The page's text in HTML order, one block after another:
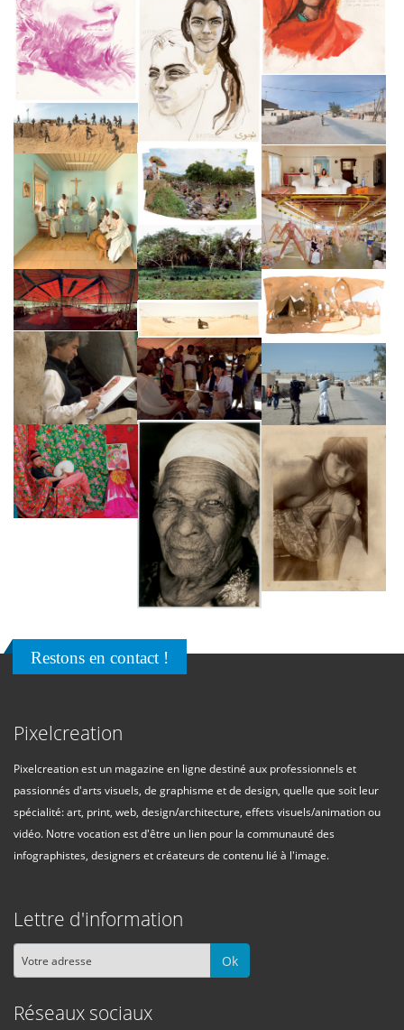
Restons en contact !
Pixelcreation
Pixelcreation est un magazine en ligne destiné aux professionnels et
passionnés d'arts visuels, de graphisme et de design, quelle que soit leur
spécialité: art, print, web, design/architecture, effets visuels/animation ou
vidéo. Notre vocation est d'être un lien pour la communauté des
infographistes, designers et créateurs de contenu lié à l'image.
Lettre d'information
Ok
Réseaux sociaux